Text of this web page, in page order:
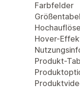
Farbfelder
Hover-
Produkt-